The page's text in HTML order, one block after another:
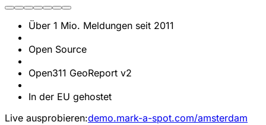
Über 1 Mio. Meldungen seit 2011
Open Source
Open311 GeoReport v2
In der EU gehostet
Live ausprobieren:demo.mark-a-spot.com/amsterdam